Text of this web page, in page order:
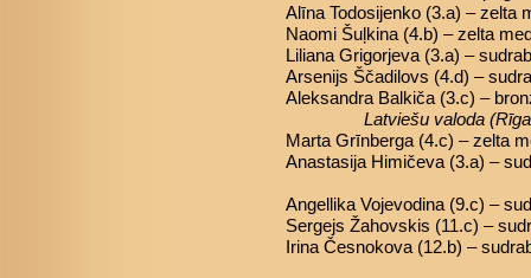
Alīna Todosijenko (3.a) – zelta
Naomi Šuļkina (4.b) – zelta
Liliana Grigorjeva (3.a) –
Arsenijs Ščadilovs (4.d) –
Aleksandra Balkiča (3.c) –
Latviešu valoda
Marta Grīnberga (4.c) – zelta
Anastasija Himičeva (3.a) –
Angellika Vojevodina (9.c) –
Sergejs Žahovskis (11.c) –
Irina Česnokova (12.b) –